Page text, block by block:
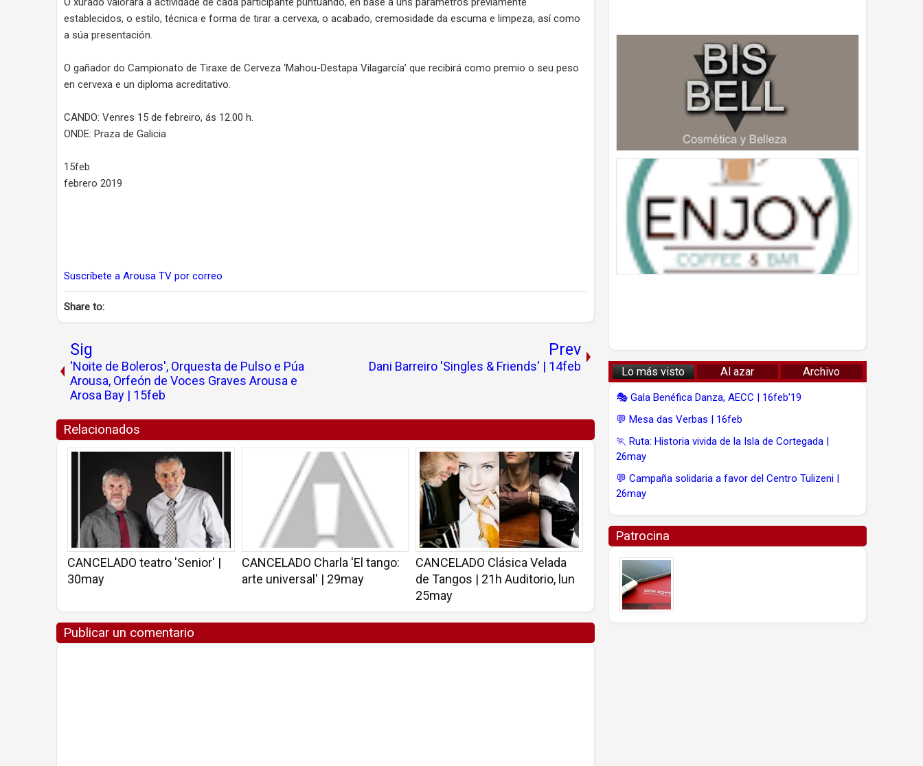
establecidos, o estilo, técnica e forma de tirar a cervexa, o acabado, cremosidade da escuma e limpeza, así como
a súa presentación.
O gañador do Campionato de Tiraxe de Cerveza ‘Mahou-Destapa Vilagarcía’ que recibirá como premio o seu peso
en cervexa e un diploma acreditativo.
CANDO: Venres 15 de febreiro, ás 12.00 h.
ONDE: Praza de Galicia
15feb
febrero 2019
Suscríbete a Arousa TV por correo
Share to:
Sig
'Noite de Boleros', Orquesta de Pulso e Púa
Arousa, Orfeón de Voces Graves Arousa e
Arosa Bay | 15feb
Prev
Dani Barreiro 'Singles & Friends' | 14feb
Relacionados
CANCELADO teatro 'Senior' |
30may
CANCELADO Charla 'El tango:
arte universal' | 29may
CANCELADO Clásica Velada
de Tangos | 21h Auditorio, lun
25may
Publicar un comentario
Lo más visto Al azar Archivo
🎭 Gala Benéfica Danza, AECC | 16feb'19
💬 Mesa das Verbas | 16feb
🏃 Ruta: Historia vivida de la Isla de Cortegada |
26may
💬 Campaña solidaria a favor del Centro Tulizeni |
26may
Patrocina